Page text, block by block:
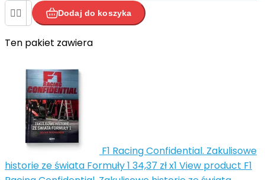
  Dodaj do koszyka
Ten pakiet zawiera
F1 Racing Confidential. Zakulisowe
historie ze świata Formuły 1 34,37 złx1 View product F1